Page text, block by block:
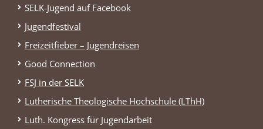
SELK-Jugend auf Facebook
Jugendfestival
Freizeitfieber – Jugendreisen
Good Connection
FSJ in der SELK
Lutherische Theologische Hochschule (LThH)
Luth. Kongress für Jugendarbeit